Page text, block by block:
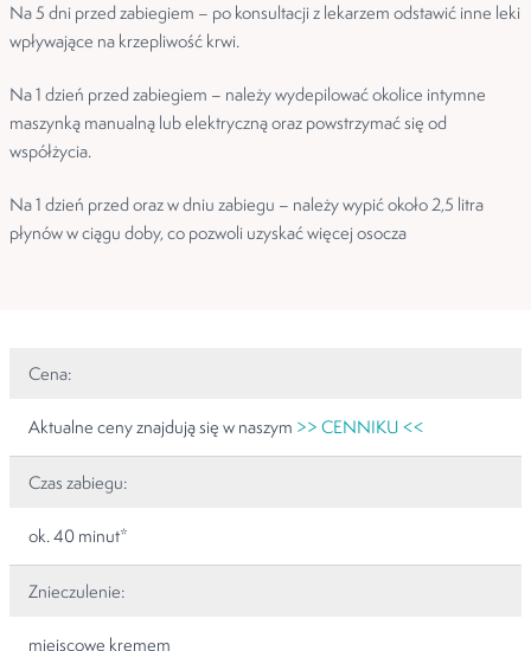
Na 5 dni przed zabiegiem – po konsultacji z lekarzem odstawić inne leki
wpływające na krzepliwość krwi.
Na 1 dzień przed zabiegiem – należy wydepilować okolice intymne
maszynką manualną lub elektryczną oraz powstrzymać się od
współżycia.
Na 1 dzień przed oraz w dniu zabiegu – należy wypić około 2,5 litra
płynów w ciągu doby, co pozwoli uzyskać więcej osocza
Cena:
Aktualne ceny znajdują się w naszym >> CENNIKU <<
Czas zabiegu:
ok. 40 minut*
Znieczulenie:
miejscowe kremem